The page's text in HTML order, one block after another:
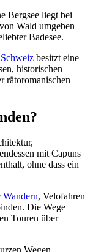
Bergsee liegt bei
Wald umgeben
Badesee.
Schweiz besitzt eine
historischen
rätoromanischen
mit Capuns
ohne dass ein
Wandern, Velofahren
Die Wege
Touren über